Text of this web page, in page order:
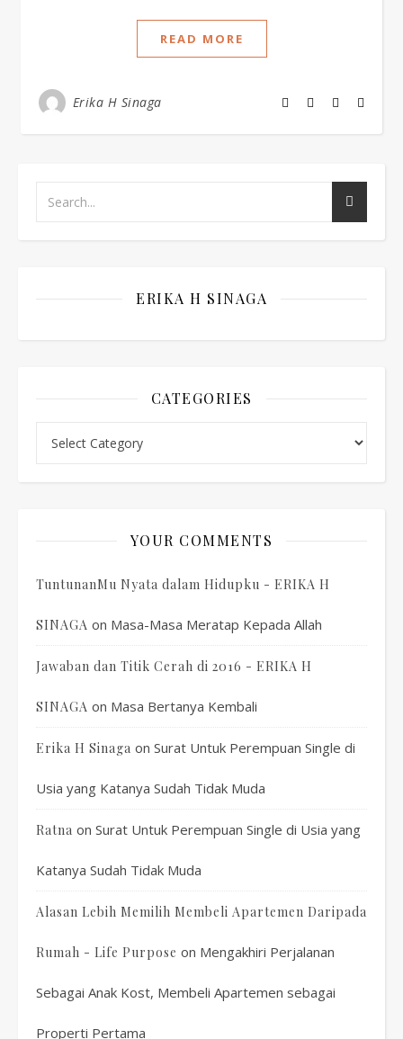
READ MORE
Erika H Sinaga
ERIKA H SINAGA
CATEGORIES
YOUR COMMENTS
TuntunanMu Nyata dalam Hidupku - ERIKA H
SINAGA on Masa-Masa Meratap Kepada Allah
Jawaban dan Titik Cerah di 2016 - ERIKA H
SINAGA on Masa Bertanya Kembali
Erika H Sinaga on Surat Untuk Perempuan Single di
Usia yang Katanya Sudah Tidak Muda
Ratna on Surat Untuk Perempuan Single di Usia yang
Katanya Sudah Tidak Muda
Alasan Lebih Memilih Membeli Apartemen Daripada
Rumah - Life Purpose on Mengakhiri Perjalanan
Sebagai Anak Kost, Membeli Apartemen sebagai
Properti Pertama